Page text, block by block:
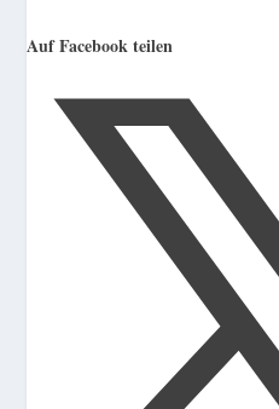
Auf Facebook teilen